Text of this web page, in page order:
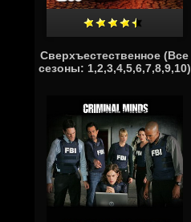
Сверхъестественное (Все
сезоны: 1,2,3,4,5,6,7,8,9,10)